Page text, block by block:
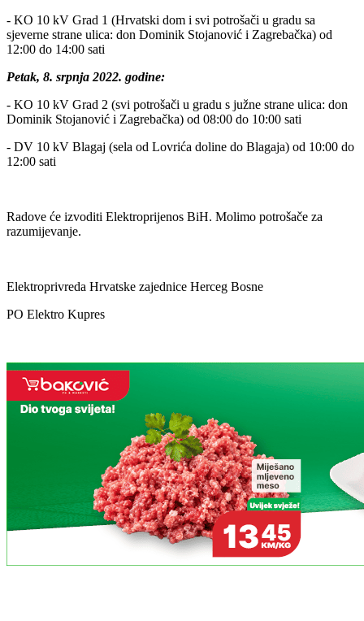
- KO 10 kV Grad 1 (Hrvatski dom i svi potrošači u gradu sa
sjeverne strane ulica: don Dominik Stojanović i Zagrebačka) od
12:00 do 14:00 sati
Petak, 8. srpnja 2022. godine:
- KO 10 kV Grad 2 (svi potrošači u gradu s južne strane ulica: don
Dominik Stojanović i Zagrebačka) od 08:00 do 10:00 sati
- DV 10 kV Blagaj (sela od Lovrića doline do Blagaja) od 10:00 do
12:00 sati
Radove će izvoditi Elektroprijenos BiH. Molimo potrošače za
razumijevanje.
Elektroprivreda Hrvatske zajednice Herceg Bosne
PO Elektro Kupres